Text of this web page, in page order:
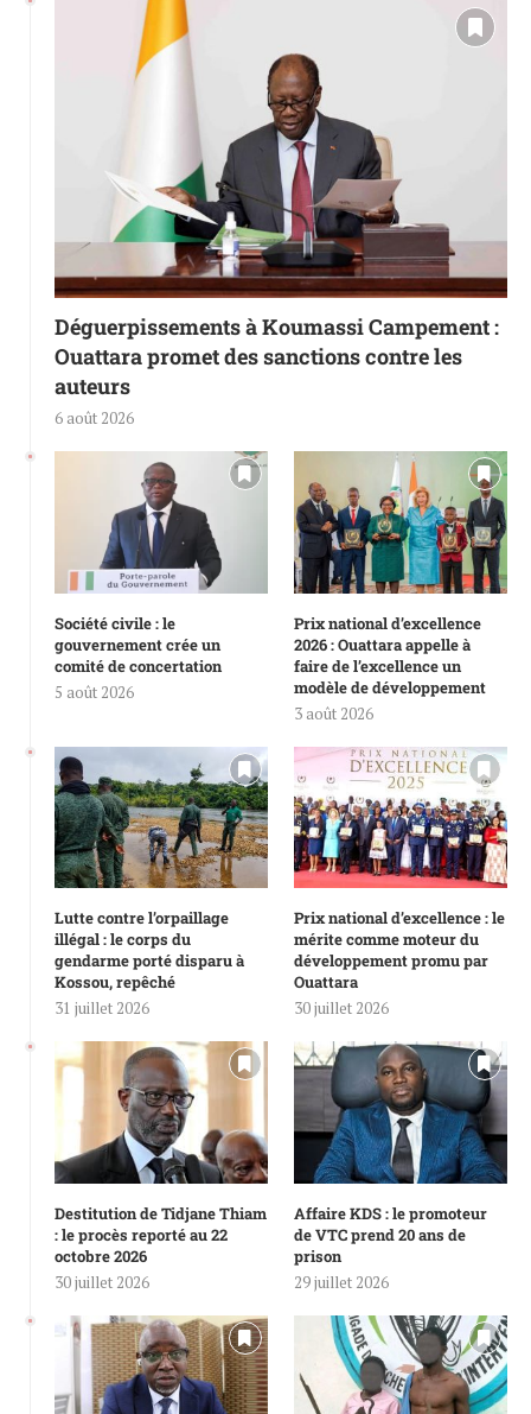
Déguerpissements à Koumassi Campement :
Ouattara promet des sanctions contre les
auteurs
6 août 2026
Société civile : le
gouvernement crée un
comité de concertation
5 août 2026
Prix national d’excellence
2026 : Ouattara appelle à
faire de l’excellence un
modèle de développement
3 août 2026
Lutte contre l’orpaillage
illégal : le corps du
gendarme porté disparu à
Kossou, repêché
31 juillet 2026
Prix national d’excellence : le
mérite comme moteur du
développement promu par
Ouattara
30 juillet 2026
Destitution de Tidjane Thiam
: le procès reporté au 22
octobre 2026
30 juillet 2026
Affaire KDS : le promoteur
de VTC prend 20 ans de
prison
29 juillet 2026